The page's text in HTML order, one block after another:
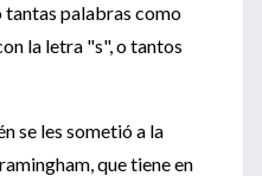
tantas palabras como
la letra "s", o tantos
se les sometió a la
que tiene en